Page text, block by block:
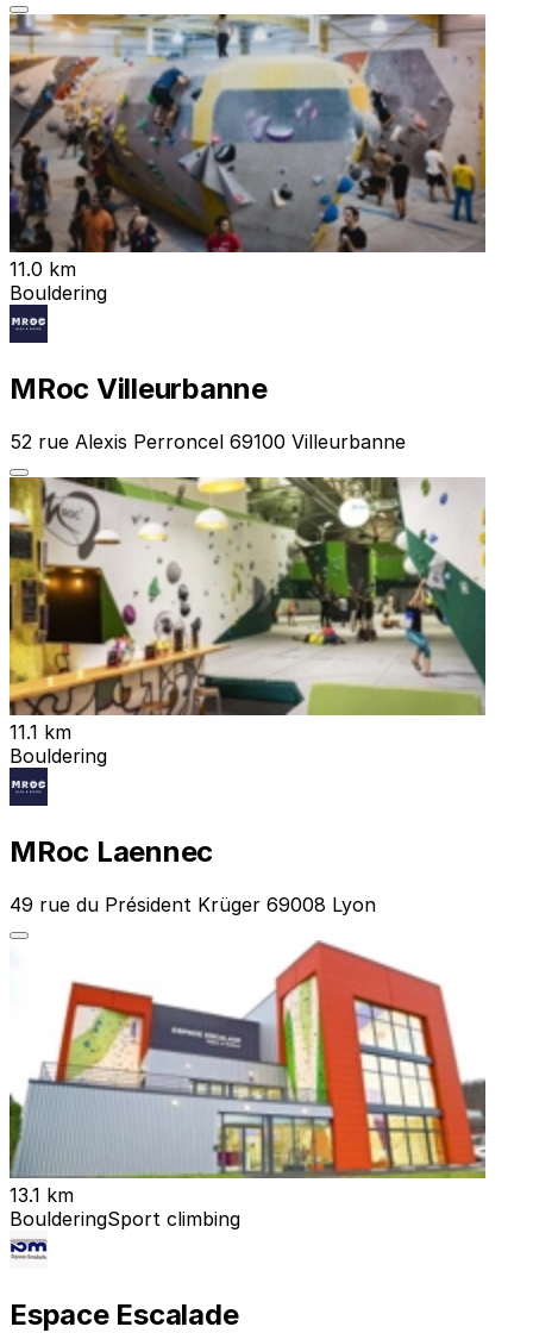
11.0 km
Bouldering
MRoc Villeurbanne
52 rue Alexis Perroncel 69100 Villeurbanne
11.1 km
Bouldering
MRoc Laennec
49 rue du Président Krüger 69008 Lyon
13.1 km
BoulderingSport climbing
Espace Escalade